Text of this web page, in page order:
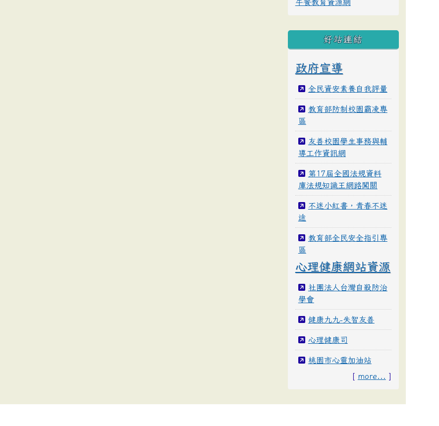
午餐教育資源網
好站連結
政府宣導
全民資安素養自我評量
教育部防制校園霸凌專
區
友善校園學生事務與輔
導工作資訊網
第17屆全國法規資料
庫法規知識王網路闖關
不迷小紅書，青春不迷
途
教育部全民安全指引專
區
心理健康網站資源
社團法人台灣自殺防治
學會
健康九九-失智友善
心理健康司
桃園市心靈加油站
[ more... ]